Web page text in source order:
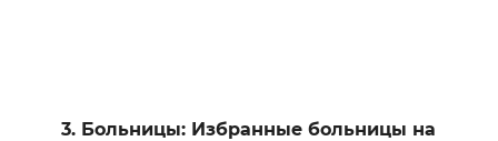
3. Больницы: Избранные больницы на